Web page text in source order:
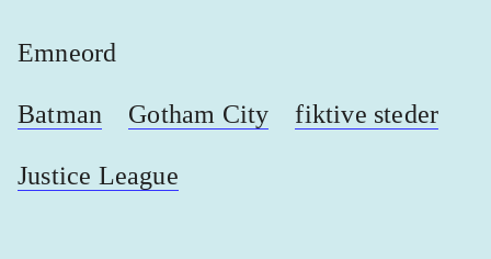
Emneord
Batman Gotham City fiktive steder
Justice League